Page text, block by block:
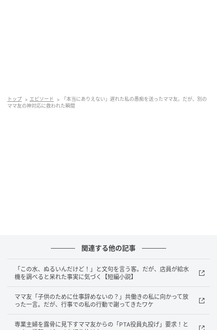
どうやら、別の仲良しグループに送るつもりの愚痴
その重苦しい空気を打ち破ったのは、別のママ友から
のメッセージでした。
「みんな忙しいし、それぞれの事情があるから気にし
なくていいと思うよ！」
「そうそう、お互い様だから無理せずいこうねー！」
トップ エピソード
「本当にありえない」遅れた私の愚痴を送ったママ友。だが、別の
ママ友の神対応に救われた瞬間
関連する他の記事
「この水、ぬるいんだけど！」と文句を言う客。だが、店員が給水
機を調べると呆れた事実に気づく【短編小説】
ママ友「子供のために仕事辞めないの？」共働きの私に向かって放
った一言。だが、行事での私の行動で謝ってきたワケ
専業主婦を露骨に見下すママ友からの「PTA役員丸投げ」要求！と